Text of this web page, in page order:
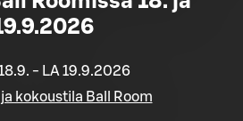
18.9. - LA 19.9.2026
kokoustila Ball Room